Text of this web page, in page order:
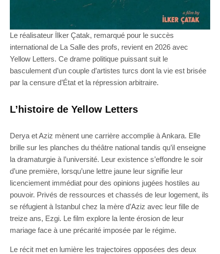
Le réalisateur İlker Çatak, remarqué pour le succès
international de La Salle des profs, revient en 2026 avec
Yellow Letters. Ce drame politique puissant suit le
basculement d’un couple d’artistes turcs dont la vie est brisée
par la censure d’État et la répression arbitraire.
L’histoire de Yellow Letters
Derya et Aziz mènent une carrière accomplie à Ankara. Elle
brille sur les planches du théâtre national tandis qu’il enseigne
la dramaturgie à l’université. Leur existence s’effondre le soir
d’une première, lorsqu’une lettre jaune leur signifie leur
licenciement immédiat pour des opinions jugées hostiles au
pouvoir. Privés de ressources et chassés de leur logement, ils
se réfugient à Istanbul chez la mère d’Aziz avec leur fille de
treize ans, Ezgi. Le film explore la lente érosion de leur
mariage face à une précarité imposée par le régime.
Le récit met en lumière les trajectoires opposées des deux